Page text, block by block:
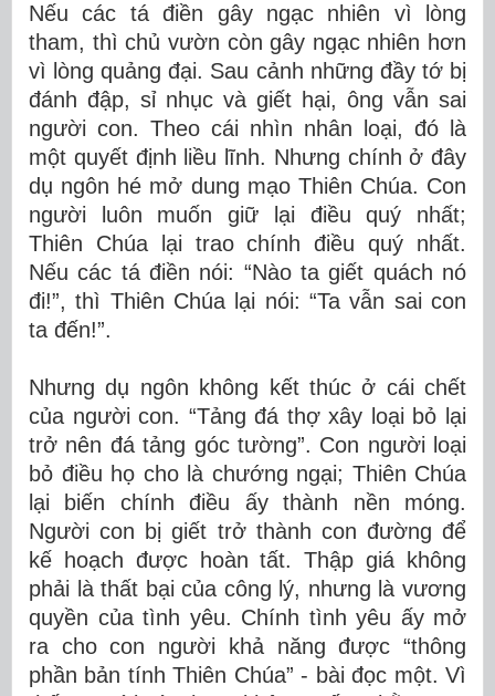
Nếu các tá điền gây ngạc nhiên vì lòng
tham, thì chủ vườn còn gây ngạc nhiên hơn
vì lòng quảng đại. Sau cảnh những đầy tớ bị
đánh đập, sỉ nhục và giết hại, ông vẫn sai
người con. Theo cái nhìn nhân loại, đó là
một quyết định liều lĩnh. Nhưng chính ở đây
dụ ngôn hé mở dung mạo Thiên Chúa. Con
người luôn muốn giữ lại điều quý nhất;
Thiên Chúa lại trao chính điều quý nhất.
Nếu các tá điền nói: “Nào ta giết quách nó
đi!”, thì Thiên Chúa lại nói: “Ta vẫn sai con
ta đến!”.
Nhưng dụ ngôn không kết thúc ở cái chết
của người con. “Tảng đá thợ xây loại bỏ lại
trở nên đá tảng góc tường”. Con người loại
bỏ điều họ cho là chướng ngại; Thiên Chúa
lại biến chính điều ấy thành nền móng.
Người con bị giết trở thành con đường để
kế hoạch được hoàn tất. Thập giá không
phải là thất bại của công lý, nhưng là vương
quyền của tình yêu. Chính tình yêu ấy mở
ra cho con người khả năng được “thông
phần bản tính Thiên Chúa” - bài đọc một. Vì